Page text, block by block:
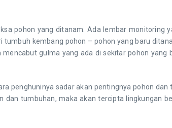
yang ditanam. Ada lembar monitoring
kembang pohon – pohon yang baru
gulma yang ada di sekitar pohon
sadar akan pentingnya pohon dan
tumbuhan, maka akan tercipta lingkungan